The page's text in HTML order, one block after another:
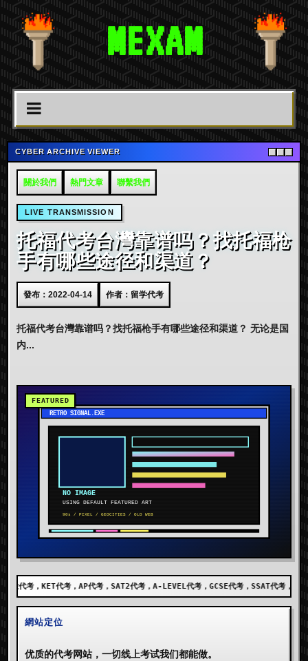
MEXAM
CYBER ARCHIVE VIEWER
關於我們 熱門文章 聯繫我們
LIVE TRANSMISSION
托福代考台灣靠谱吗？找托福枪
手有哪些途径和渠道？
發布：2022-04-14 作者：留学代考
托福代考台灣靠谱吗？找托福枪手有哪些途径和渠道？ 无论是国
内...
AP代考，SAT2代考，A-LEVEL代考，GCSE代考，SSAT代考，出国留学代考，
網站定位
优质的代考网站，一切线上考试我们都能做。